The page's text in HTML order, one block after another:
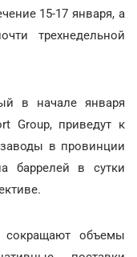
15-17 января, а
трехнедельной
в начале января
Group, приведут к
в провинции
баррелей в сутки
сокращают объемы